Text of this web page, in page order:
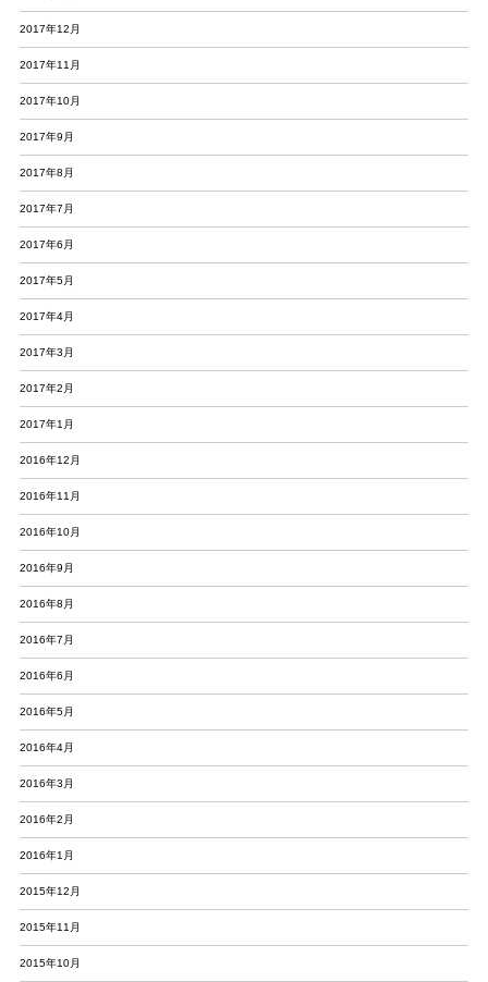
2017年12月
2017年11月
2017年10月
2017年9月
2017年8月
2017年7月
2017年6月
2017年5月
2017年4月
2017年3月
2017年2月
2017年1月
2016年12月
2016年11月
2016年10月
2016年9月
2016年8月
2016年7月
2016年6月
2016年5月
2016年4月
2016年3月
2016年2月
2016年1月
2015年12月
2015年11月
2015年10月